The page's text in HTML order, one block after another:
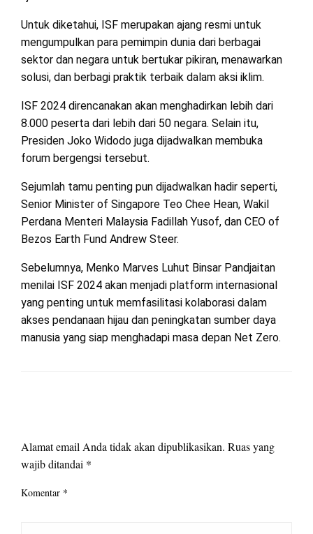
Untuk diketahui, ISF merupakan ajang resmi untuk
mengumpulkan para pemimpin dunia dari berbagai
sektor dan negara untuk bertukar pikiran, menawarkan
solusi, dan berbagi praktik terbaik dalam aksi iklim.
ISF 2024 direncanakan akan menghadirkan lebih dari
8.000 peserta dari lebih dari 50 negara. Selain itu,
Presiden Joko Widodo juga dijadwalkan membuka
forum bergengsi tersebut.
Sejumlah tamu penting pun dijadwalkan hadir seperti,
Senior Minister of Singapore Teo Chee Hean, Wakil
Perdana Menteri Malaysia Fadillah Yusof, dan CEO of
Bezos Earth Fund Andrew Steer.
Sebelumnya, Menko Marves Luhut Binsar Pandjaitan
menilai ISF 2024 akan menjadi platform internasional
yang penting untuk memfasilitasi kolaborasi dalam
akses pendanaan hijau dan peningkatan sumber daya
manusia yang siap menghadapi masa depan Net Zero.
Alamat email Anda tidak akan dipublikasikan. Ruas yang
wajib ditandai *
Komentar *